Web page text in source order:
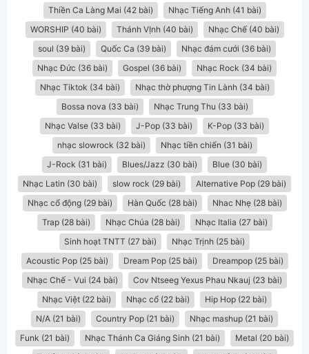
Thiền Ca Làng Mai (42 bài)
Nhạc Tiếng Anh (41 bài)
WORSHIP (40 bài)
Thánh VỊnh (40 bài)
Nhạc Chế (40 bài)
soul (39 bài)
Quốc Ca (39 bài)
Nhạc đám cưới (36 bài)
Nhạc Đức (36 bài)
Gospel (36 bài)
Nhạc Rock (34 bài)
Nhạc Tiktok (34 bài)
Nhạc thờ phượng Tin Lành (34 bài)
Bossa nova (33 bài)
Nhạc Trung Thu (33 bài)
Nhạc Valse (33 bài)
J-Pop (33 bài)
K-Pop (33 bài)
nhạc slowrock (32 bài)
Nhạc tiền chiến (31 bài)
J-Rock (31 bài)
Blues/Jazz (30 bài)
Blue (30 bài)
Nhạc Latin (30 bài)
slow rock (29 bài)
Alternative Pop (29 bài)
Nhạc cổ động (29 bài)
Hàn Quốc (28 bài)
Nhac Nhẹ (28 bài)
Trap (28 bài)
Nhạc Chúa (28 bài)
Nhạc Italia (27 bài)
Sinh hoạt TNTT (27 bài)
Nhạc Trịnh (25 bài)
Acoustic Pop (25 bài)
Dream Pop (25 bài)
Dreampop (25 bài)
Nhạc Chế - Vui (24 bài)
Cov Ntseeg Yexus Phau Nkauj (23 bài)
Nhạc Việt (22 bài)
Nhạc cổ (22 bài)
Hip Hop (22 bài)
N/A (21 bài)
Country Pop (21 bài)
Nhạc mashup (21 bài)
Funk (21 bài)
Nhạc Thánh Ca Giáng Sinh (21 bài)
Metal (20 bài)